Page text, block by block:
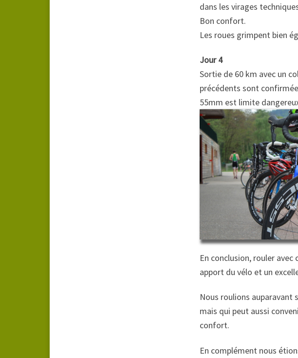
dans les virages
Bon confort.
Les roues grimpent bien
Jour 4
Sortie de 60 km avec un
précédents sont
55mm est limite
En conclusion, rouler
apport du vélo et un
Nous roulions auparavant
mais qui peut aussi
confort.
En complément nous